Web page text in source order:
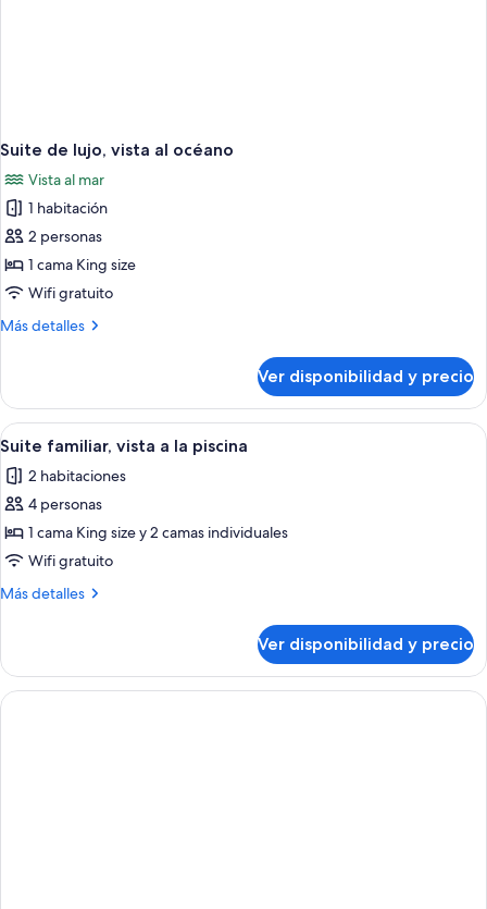
Suite de lujo, vista al océano
Vista al mar
1 habitación
2 personas
1 cama King size
Wifi gratuito
Más detalles
Más
de
lujo,
vista
océano
Ver disponibilidad y precio
Ver
todas
las
fotos
de
Suite
familiar,
la
piscina
1
Suite familiar, vista a la piscina
2 habitaciones
4 personas
1 cama King size y 2 camas individuales
Wifi gratuito
Más detalles
Más
familiar,
vista
a
Ver disponibilidad y precio